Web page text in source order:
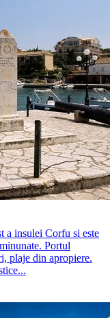
a insulei Corfu si este
Portul
plaje din apropiere.